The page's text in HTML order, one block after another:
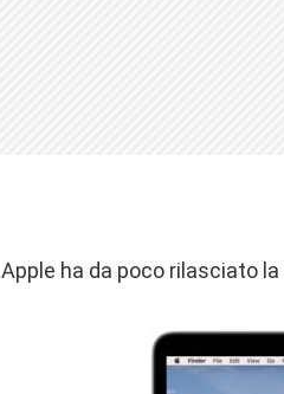
Apple ha da poco rilasciato